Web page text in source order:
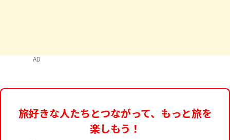
AD
旅好きな人たちとつながって、もっと旅を
楽しもう！